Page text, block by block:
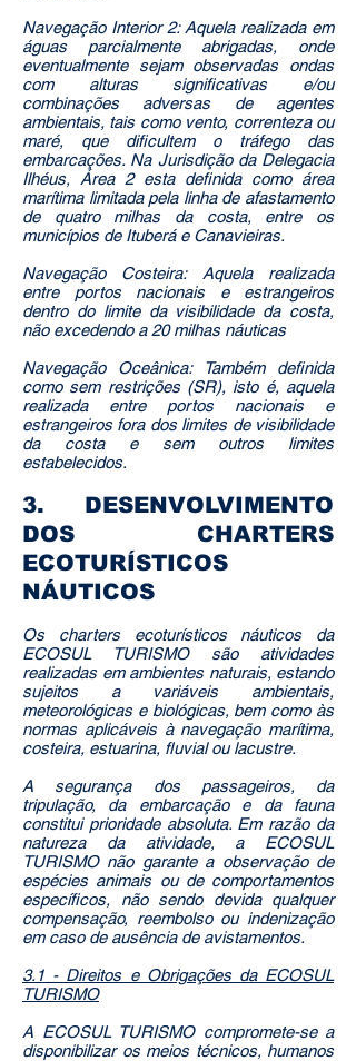
Navegação Interior 2: Aquela realizada em
águas parcialmente abrigadas, onde
eventualmente sejam observadas ondas
com alturas significativas e/ou
combinações adversas de agentes
ambientais, tais como vento, correnteza ou
maré, que dificultem o tráfego das
embarcações. Na Jurisdição da Delegacia
Ilhéus, Área 2 esta definida como área
marítima limitada pela linha de afastamento
de quatro milhas da costa, entre os
municípios de Ituberá e Canavieiras.
Navegação Costeira: Aquela realizada
entre portos nacionais e estrangeiros
dentro do limite da visibilidade da costa,
não excedendo a 20 milhas náuticas
Navegação Oceânica: Também definida
como sem restrições (SR), isto é, aquela
realizada entre portos nacionais e
estrangeiros fora dos limites de visibilidade
da costa e sem outros limites
estabelecidos.
3. DESENVOLVIMENTO
DOS CHARTERS
ECOTURÍSTICOS
NÁUTICOS
Os charters ecoturísticos náuticos da
ECOSUL TURISMO são atividades
realizadas em ambientes naturais, estando
sujeitos a variáveis ambientais,
meteorológicas e biológicas, bem como às
normas aplicáveis à navegação marítima,
costeira, estuarina, fluvial ou lacustre.
A segurança dos passageiros, da
tripulação, da embarcação e da fauna
constitui prioridade absoluta. Em razão da
natureza da atividade, a ECOSUL
TURISMO não garante a observação de
espécies animais ou de comportamentos
específicos, não sendo devida qualquer
compensação, reembolso ou indenização
em caso de ausência de avistamentos.
3.1 - Direitos e Obrigações da ECOSUL
TURISMO
A ECOSUL TURISMO compromete-se a
disponibilizar os meios técnicos, humanos